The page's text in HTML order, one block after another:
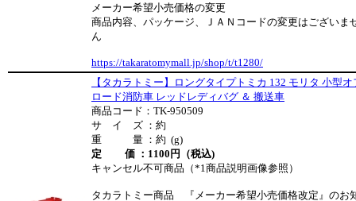
メーカー希望小売価格の変更
商品内容、パッケージ、ＪＡＮコードの変更はございま
ん
https://takaratomymall.jp/shop/t/t1280/
【タカラトミー】ロングタイプトミカ 132 モリタ 小型オ
ロード消防車 レッドレディバグ ＆ 搬送車
商品コード：TK-950509
サ イ ズ ：約
重 量 ：約 (g)
定 価 ：1100円（税込)
キャンセル不可商品（*1商品説明画像参照）
タカラトミー商品 『メーカー希望小売価格改定』のお